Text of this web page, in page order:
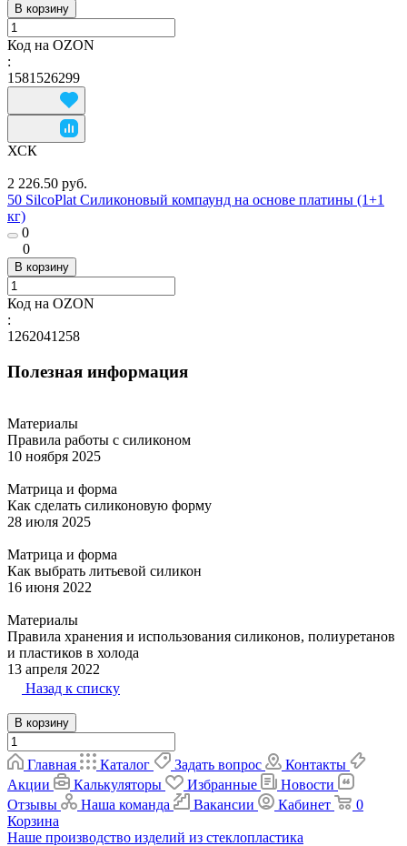
В корзину
Код на OZON
:
1581526299
ХСК
2 226.50 руб.
50 SilcoPlat Силиконовый компаунд на основе платины (1+1
кг)
0
0
В корзину
Код на OZON
:
1262041258
Полезная информация
Материалы
Правила работы с силиконом
10 ноября 2025
Матрица и форма
Как сделать силиконовую форму
28 июля 2025
Матрица и форма
Как выбрать литьевой силикон
16 июня 2022
Материалы
Правила хранения и использования силиконов, полиуретанов
и пластиков в холода
13 апреля 2022
Назад к списку
В корзину
Главная Каталог Задать вопрос
Контакты
Акции
Калькуляторы Избранные
Новости
Отзывы
Наша команда Вакансии Кабинет
0
Корзина
Наше производство изделий из стеклопластика